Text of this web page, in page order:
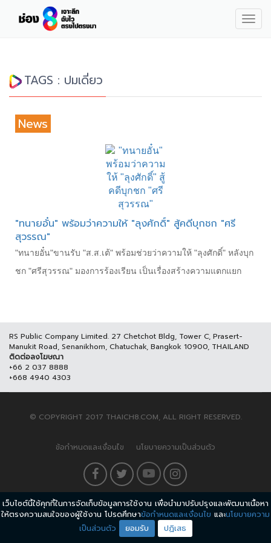
TAGS : ปมเดี่ยว
News
"ทนายอั๋น" พร้อมว่าความให้ "ลุงศักดิ์" สู้คดีบุกชก "ศรี
สุวรรณ"
"ทนายอั๋น"ขานรับ "ส.ส.เต้" พร้อมช่วยว่าความให้ "ลุงศักดิ์" หลังบุก
ชก "ศรีสุวรรณ" มองการร้องเรียน เป็นเรื่องสร้างความแตกแยก
RS Public Company Limited. 27 Chetchot Bldg, Tower C, Prasert-
Manukit Road, Senanikhom, Chatuchak, Bangkok 10900, THAILAND
ติดต่อลงโฆษณา
+66 2 037 8888
+668 4940 4303
© COPYRIGHT 2017 THAICH8.COM, ALL RIGHT RESERVED.
ข้อกำหนดและเงื่อนไข นโยบายความเป็นส่วนตัว
เว็บไซต์นี้ใช้คุกกี้ในการจัดเก็บข้อมูลการใช้งาน เพื่อนำมาปรับปรุงและพัฒนาเนื้อหา
ให้ตรงความสนใจของผู้ใช้งาน โปรดศึกษาข้อกำหนดและเงื่อนไข และนโยบายความ
เป็นส่วนตัว
ยอมรับ ปฏิเสธ